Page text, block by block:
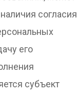
согласия
его
субъект